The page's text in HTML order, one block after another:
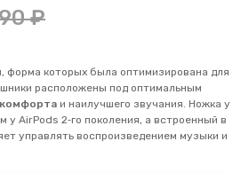
₽
форма которых была оптимизирована для
расположены под оптимальным
и наилучшего звучания. Ножка у
у AirPods 2‑го поколения, а встроенный в
управлять воспроизведением музыки и